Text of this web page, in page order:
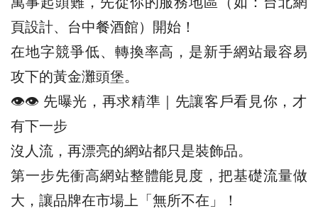
頁設計、台中餐酒館）開始！
在地字競爭低、轉換率高，是新手網站最容易
攻下的黃金灘頭堡。
👁️‍👁️‍ 先曝光，再求精準｜先讓客戶看見你，才
有下一步
沒人流，再漂亮的網站都只是裝飾品。
第一步先衝高網站整體能見度，把基礎流量做
大，讓品牌在市場上「無所不在」！